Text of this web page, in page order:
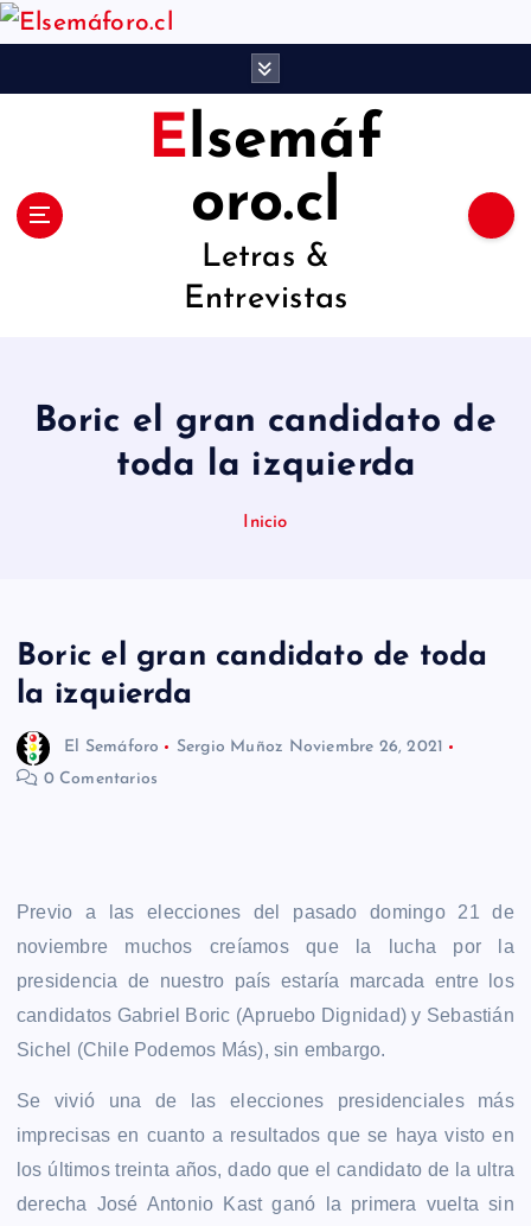
S
Elsemáf
oro.cl
Letras &
Entrevistas
Boric el gran candidato de
toda la izquierda
Inicio
Boric el gran candidato de toda
la izquierda
El Semáforo Sergio Muñoz Noviembre 26, 2021
0 Comentarios
Previo a las elecciones del pasado domingo 21 de
noviembre muchos creíamos que la lucha por la
presidencia de nuestro país estaría marcada entre los
candidatos Gabriel Boric (Apruebo Dignidad) y Sebastián
Sichel (Chile Podemos Más), sin embargo.
Se vivió una de las elecciones presidenciales más
imprecisas en cuanto a resultados que se haya visto en
los últimos treinta años, dado que el candidato de la ultra
derecha José Antonio Kast ganó la primera vuelta sin